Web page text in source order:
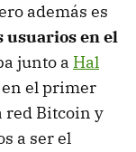
además es
usuarios en el
junto a Hal
el primer
red Bitcoin y
a ser el